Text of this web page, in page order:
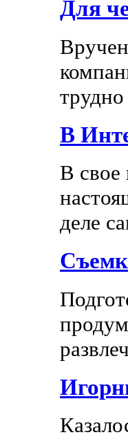
Для
В
В свое
деле